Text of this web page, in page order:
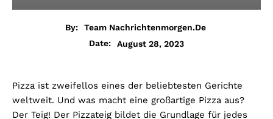
By:
Team Nachrichtenmorgen.de
Date:
August 28, 2023
Pizza ist zweifellos eines der beliebtesten Gerichte
weltweit. Und was macht eine großartige Pizza aus?
Der Teig! Der Pizzateig bildet die Grundlage für jedes